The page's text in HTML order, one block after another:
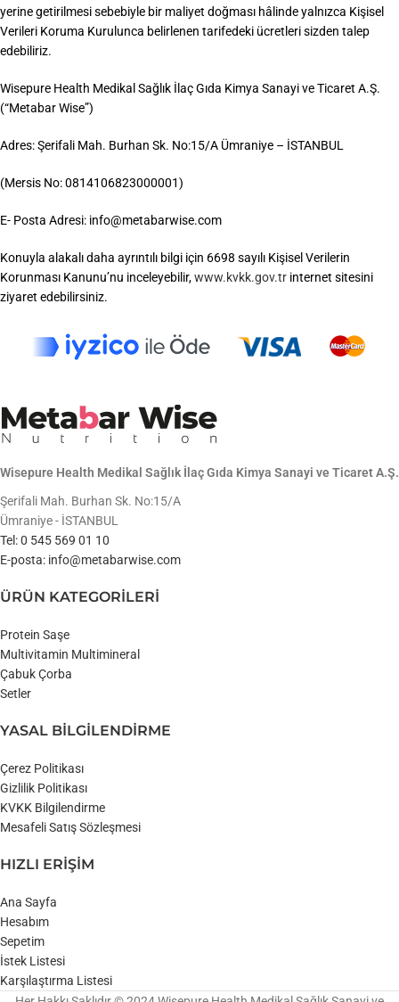
yerine getirilmesi sebebiyle bir maliyet doğması hâlinde yalnızca Kişisel
Verileri Koruma Kurulunca belirlenen tarifedeki ücretleri sizden talep
edebiliriz.
Wisepure Health Medikal Sağlık İlaç Gıda Kimya Sanayi ve Ticaret A.Ş.
(“Metabar Wise”)
Adres: Şerifali Mah. Burhan Sk. No:15/A Ümraniye – İSTANBUL
(Mersis No: 0814106823000001)
E- Posta Adresi: info@metabarwise.com
Konuyla alakalı daha ayrıntılı bilgi için 6698 sayılı Kişisel Verilerin
Korunması Kanunu’nu inceleyebilir,www.kvkk.gov.tr internet sitesini
ziyaret edebilirsiniz.
Wisepure Health Medikal Sağlık İlaç Gıda Kimya Sanayi ve Ticaret A.Ş.
Şerifali Mah. Burhan Sk. No:15/A
Ümraniye - İSTANBUL
Tel: 0 545 569 01 10
E-posta: info@metabarwise.com
ÜRÜN KATEGORİLERİ
Protein Saşe
Multivitamin Multimineral
Çabuk Çorba
Setler
YASAL BİLGİLENDİRME
Çerez Politikası
Gizlilik Politikası
KVKK Bilgilendirme
Mesafeli Satış Sözleşmesi
HIZLI ERİŞİM
Ana Sayfa
Hesabım
Sepetim
İstek Listesi
Karşılaştırma Listesi